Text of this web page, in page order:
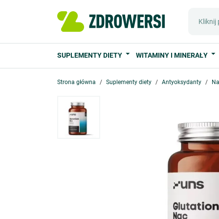
SUPLEMENTY DIETY WITAMINY I MINERAŁY
Strona główna Suplementy diety Antyoksydanty